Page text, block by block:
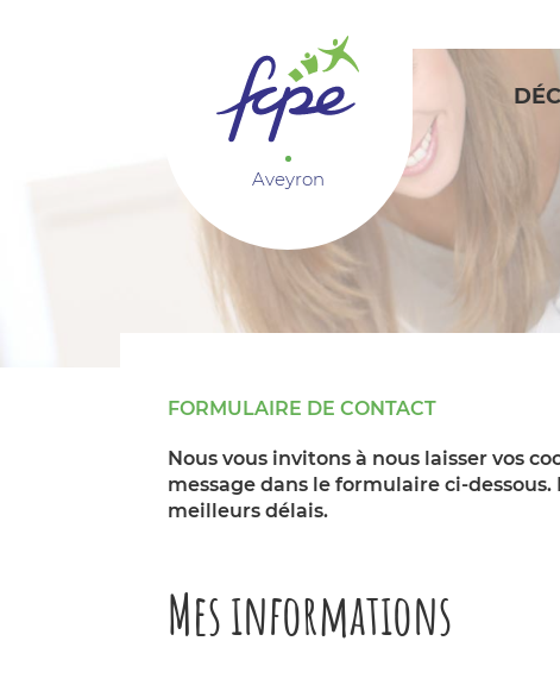
Aveyron
FORMULAIRE DE CONTACT
Nous vous invitons à nous laisser vos
message dans le formulaire ci-
meilleurs délais.
Mes informations